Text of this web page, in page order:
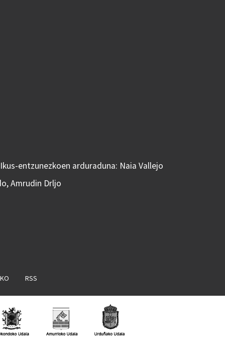
entzunezkoen arduraduna: Naia Vallejo
Amrudin Drljo
RSS